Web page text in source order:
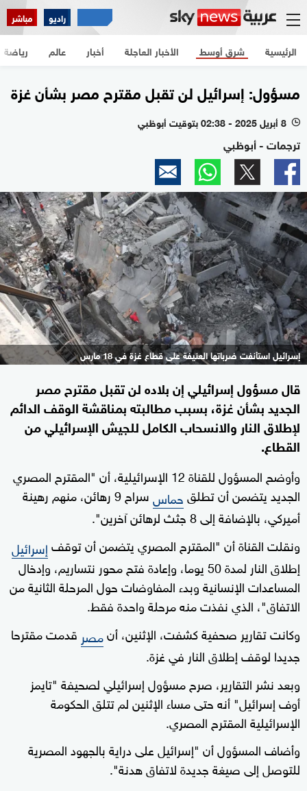
راديو مباشر
الرئيسية الأخبار العاجلة أخبار شرق أوسط عالم رياضة
مسؤول: إسرائيل لن تقبل مقترح مصر بشأن غزة
l 8 أبريل 2025 - 02:38 بتوقيت أبوظبي
ترجمات - أبوظبي
إسرائيل استأنفت ضرباتها العنيفة على قطاع غزة في 18 مارس
قال مسؤول إسرائيلي إن بلاده لن تقبل مقترح مصر
الجديد بشأن غزة، بسبب مطالبته بمناقشة الوقف الدائم
لإطلاق النار والانسحاب الكامل للجيش الإسرائيلي من
القطاع.
وأوضح المسؤول للقناة 12 الإسرائيلية، أن "المقترح المصري
الجديد يتضمن أن تطلقحماس
سراح 9 رهائن، منهم رهينة
أميركي، بالإضافة إلى 8 جثث لرهائن آخرين".
ونقلت القناة أن "المقترح المصري يتضمن أن توقفإسرائيل
إطلاق النار لمدة 50 يوما، وإعادة فتح محور نتساريم، وإدخال
المساعدات الإنسانية وبدء المفاوضات حول المرحلة الثانية من
الاتفاق"، الذي نفذت منه مرحلة واحدة فقط.
وكانت تقارير صحفية كشفت، الإثنين، أنمصر قدمت مقترحا
جديدا لوقف إطلاق النار في غزة.
وبعد نشر التقارير، صرح مسؤول إسرائيلي لصحيفة "تايمز
أوف إسرائيل" أنه حتى مساء الإثنين لم تتلق الحكومة
الإسرائيلية المقترح المصري.
وأضاف المسؤول أن "إسرائيل على دراية بالجهود المصرية
للتوصل إلى صيغة جديدة لاتفاق هدنة".